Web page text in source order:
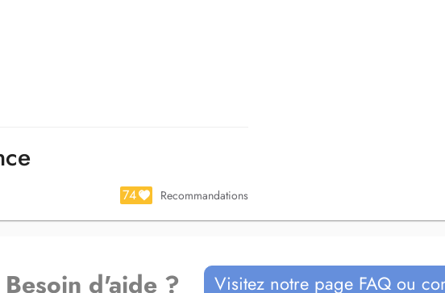
tapping en complément de soin.
sportifs professionnels que les personnes
74 Recommandations
Besoin d'aide ? Visitez notre page FAQ ou